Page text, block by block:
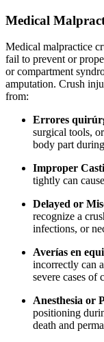
Medical
Medical malpractice
fail to prevent or
or compartment
amputation. Crush
from:
Errores
surgical tools,
body part
Improper
tightly can
Delayed or
recognize a
infections, or
Averías en
incorrectly can
severe cases of
Anesthesia or
positioning
death and